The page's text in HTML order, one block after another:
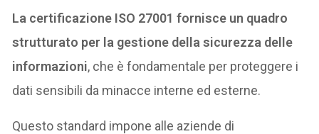
La certificazione ISO 27001 fornisce un quadro
strutturato per la gestione della sicurezza delle
informazioni, che è fondamentale per proteggere i
dati sensibili da minacce interne ed esterne.
Questo standard impone alle aziende di